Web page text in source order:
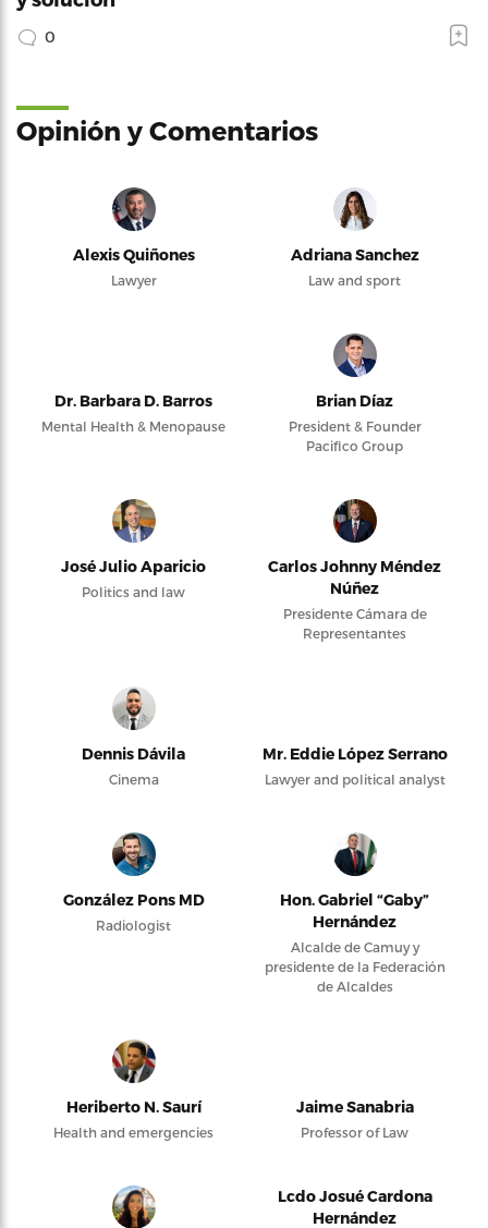
0
Opinión y Comentarios
Alexis Quiñones
Lawyer
Adriana Sanchez
Law and sport
Dr. Barbara D. Barros
Mental Health & Menopause
Brian Díaz
President & Founder
Pacifico Group
José Julio Aparicio
Politics and law
Carlos Johnny Méndez
Núñez
Presidente Cámara de
Representantes
Dennis Dávila
Cinema
Mr. Eddie López Serrano
Lawyer and political analyst
González Pons MD
Radiologist
Hon. Gabriel “Gaby”
Hernández
Alcalde de Camuy y
presidente de la Federación
de Alcaldes
Heriberto N. Saurí
Health and emergencies
Jaime Sanabria
Professor of Law
Lcdo Josué Cardona
Hernández